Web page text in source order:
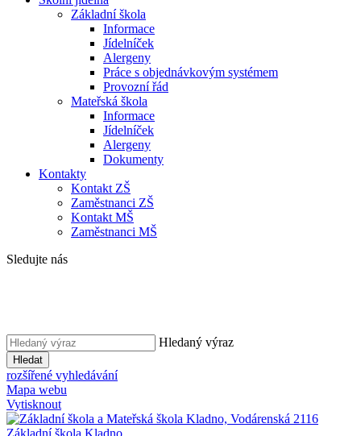
Základní škola
Informace
Jídelníček
Alergeny
Práce s objednávkovým systémem
Provozní řád
Mateřská škola
Informace
Jídelníček
Alergeny
Dokumenty
Kontakty
Kontakt ZŠ
Zaměstnanci ZŠ
Kontakt MŠ
Zaměstnanci MŠ
Sledujte nás
Hledaný výraz
Hledat
rozšířené vyhledávání
Mapa webu
Vytisknout
Základní škola Kladno